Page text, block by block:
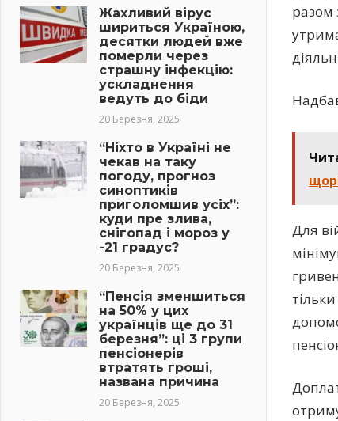
разом
Для
Жахливий вірус
шириться Україною,
десятки людей вже
померли через
страшну інфекцію:
ускладнення
ведуть до біди
20 Березня, 2025
“Ніхто в Україні не
чекав на таку
погоду, прогноз
синоптиків
приголомшив усіх”:
куди пре злива,
снігопад і мороз у
-21 градус?
20 Березня, 2025
“Пенсія зменшиться
на 50% у цих
українців ще до 31
березня”: ці 3 групи
пенсіонерів
втратять гроші,
названа причина
20 Березня, 2025